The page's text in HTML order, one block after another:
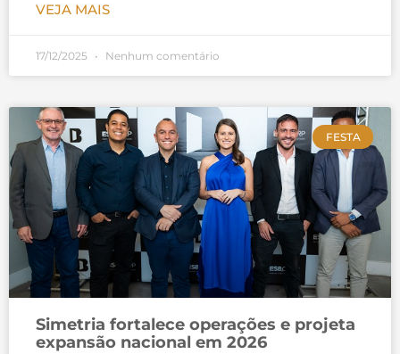
VEJA MAIS
17/12/2025 Nenhum comentário
FESTA
Simetria fortalece operações e projeta
expansão nacional em 2026